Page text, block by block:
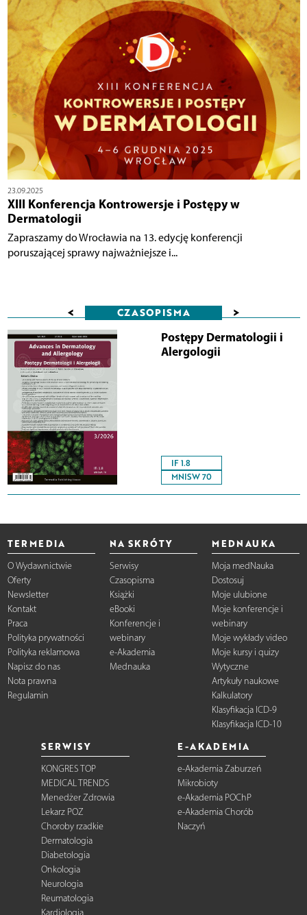
23.09.2025
XIII Konferencja Kontrowersje i Postępy w
Dermatologii
Zapraszamy do Wrocławia na 13. edycję konferencji
poruszającej sprawy najważniejsze i...
< CZASOPISMA >
Postępy Dermatologii i
Alergologii
IF 1.8
MNISW 70
TERMEDIA
O Wydawnictwie
Oferty
Newsletter
Kontakt
Praca
Polityka prywatności
Polityka reklamowa
Napisz do nas
Nota prawna
Regulamin
NA SKRÓTY
Serwisy
Czasopisma
Książki
eBooki
Konferencje i
webinary
e-Akademia
Mednauka
MEDNAUKA
Moja medNauka
Dostosuj
Moje ulubione
Moje konferencje i
webinary
Moje wykłady video
Moje kursy i quizy
Wytyczne
Artykuły naukowe
Kalkulatory
Klasyfikacja ICD-9
Klasyfikacja ICD-10
SERWISY
KONGRES TOP
MEDICAL TRENDS
Menedżer Zdrowia
Lekarz POZ
Choroby rzadkie
Dermatologia
Diabetologia
Onkologia
Neurologia
Reumatologia
E-AKADEMIA
e-Akademia Zaburzeń
Mikrobioty
e-Akademia POChP
e-Akademia Chorób
Naczyń